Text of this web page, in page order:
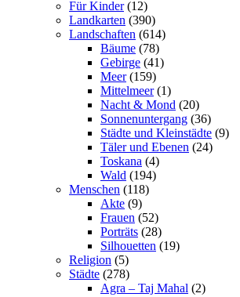
Für Kinder (12)
Landkarten (390)
Landschaften (614)
Bäume (78)
Gebirge (41)
Meer (159)
Mittelmeer (1)
Nacht & Mond (20)
Sonnenuntergang (36)
Städte und Kleinstädte (9)
Täler und Ebenen (24)
Toskana (4)
Wald (194)
Menschen (118)
Akte (9)
Frauen (52)
Porträts (28)
Silhouetten (19)
Religion (5)
Städte (278)
Agra – Taj Mahal (2)